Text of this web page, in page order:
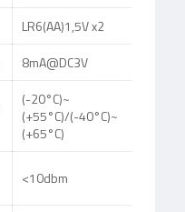
LR6(AA)1,5V x2
8mA@DC3V
(-20°C)~
(+55°C)/(-40°C)~
(+65°C)
<10dbm